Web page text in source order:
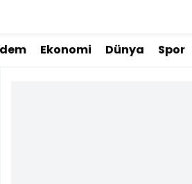
Ekonomi Dünya Spor